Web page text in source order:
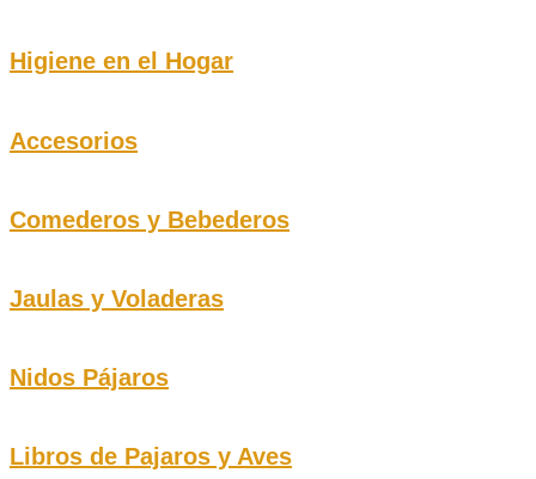
Higiene en el Hogar
Accesorios
Comederos y Bebederos
Jaulas y Voladeras
Nidos Pájaros
Libros de Pajaros y Aves